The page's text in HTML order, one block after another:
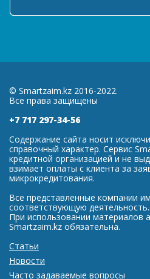
© Smartzaim.kz 2016-2022.
Все права защищены
+7 717 297-34-56
Содержание сайта носит
справочный характер. Сервис
кредитной организацией и не
взимает оплаты с клиента за
микрокредитования.
Все представленные компании
соответствующую деятельность.
При использовании материалов
Smartzaim.kz обязательна.
Статьи
Новости
Часто задаваемые вопросы